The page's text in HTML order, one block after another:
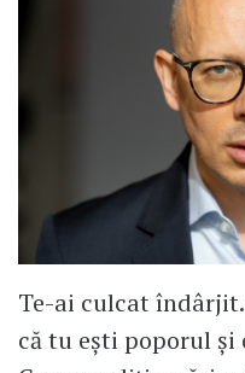
Te-ai culcat
că tu ești poporul